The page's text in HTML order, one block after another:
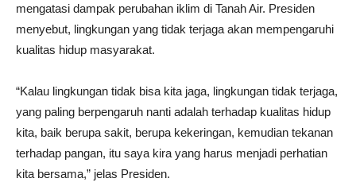
mengatasi dampak perubahan iklim di Tanah Air. Presiden
menyebut, lingkungan yang tidak terjaga akan mempengaruhi
kualitas hidup masyarakat.
“Kalau lingkungan tidak bisa kita jaga, lingkungan tidak terjaga,
yang paling berpengaruh nanti adalah terhadap kualitas hidup
kita, baik berupa sakit, berupa kekeringan, kemudian tekanan
terhadap pangan, itu saya kira yang harus menjadi perhatian
kita bersama,” jelas Presiden.